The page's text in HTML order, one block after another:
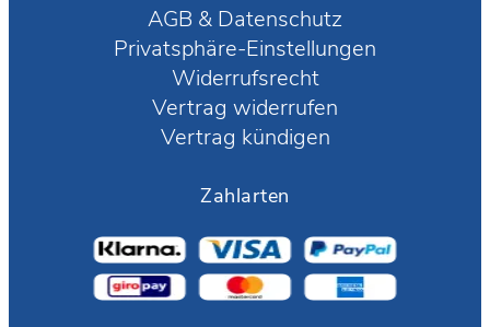
AGB & Datenschutz
Privatsphäre-Einstellungen
Widerrufsrecht
Vertrag widerrufen
Vertrag kündigen
Zahlarten